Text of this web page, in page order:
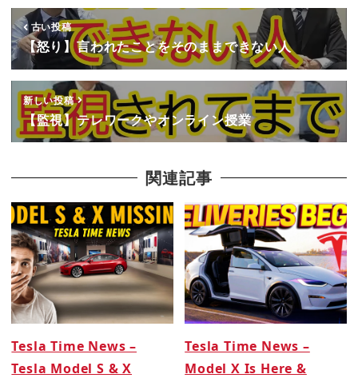
古い投稿
【怒り】言われたことをそのままできない人
新しい投稿
【監視】テレワークやオンライン授業
関連記事
Tesla Time News –
Tesla Model S & X
Tesla Time News –
Model X Is Here &